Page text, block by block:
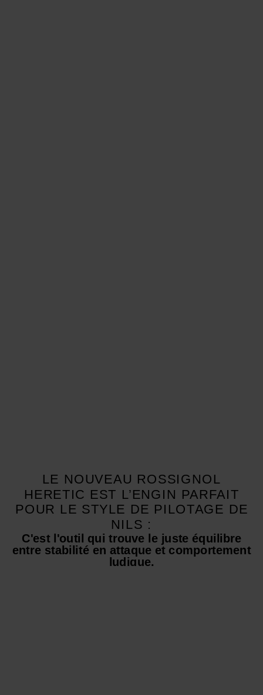
LE NOUVEAU ROSSIGNOL
HERETIC EST L’ENGIN PARFAIT
POUR LE STYLE DE PILOTAGE DE
NILS :
C'est l'outil qui trouve le juste équilibre
entre stabilité en attaque et comportement
ludique.